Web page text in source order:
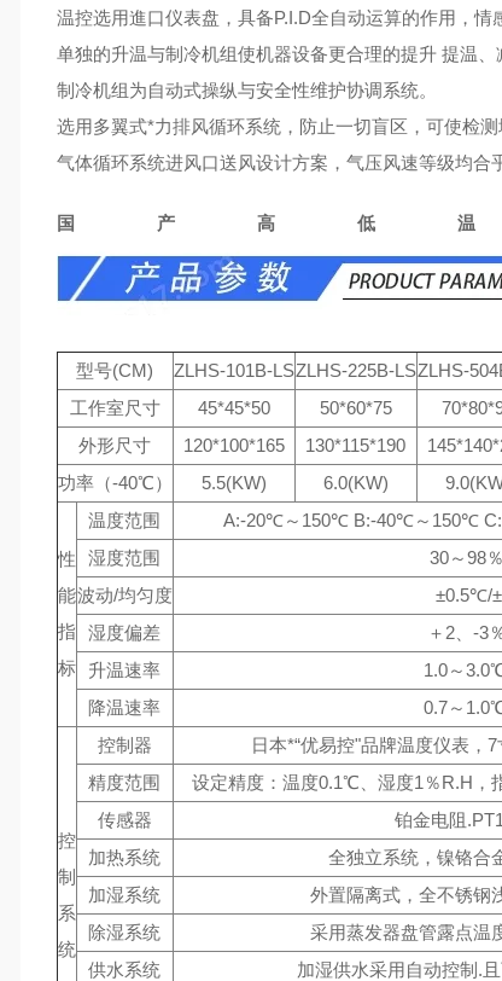
温控选用進口仪表盘，具备P.I.D全自动运算的作用，情
单独的升温与制冷机组使机器设备更合理的提升 提温、
制冷机组为自动式操纵与安全性维护协调系统。
选用多翼式*力排风循环系统，防止一切盲区，可使检测
气体循环系统进风口送风设计方案，气压风速等级均合
国产高低
型号(CM) ZLHS-101B-LSZLHS-225B-LSZLHS-
工作室尺寸
45*45*50 50*60*75
外形尺寸
120*100*165 130*115*190
功率（-40℃）
5.5(KW) 6.0(KW)
性
能
指
标
温度范围
A:-20℃～150℃ B:-40℃～150℃
湿度范围
30～98
波动/均匀度
±0.5℃/
湿度偏差
＋2、-3
升温速率
1.0～
降温速率
0.7～
控
制
系
统
控制器
日本*“优易控"品牌温度仪表，
精度范围
设定精度：温度0.1℃、湿度1％R.H，
传感器
铂金电阻
加热系统
全独立系统，镍铬合
加湿系统
外置隔离式，全不锈钢
除湿系统
采用蒸发器盘管露点温
供水系统
加湿供水采用自动控制.